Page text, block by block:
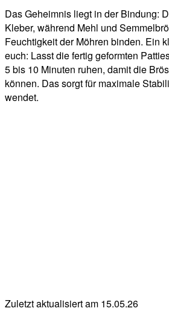
Das Geheimnis liegt in der Bindung:
Kleber, während Mehl und
Feuchtigkeit der Möhren binden. Ein
euch: Lasst die fertig geformten
5 bis 10 Minuten ruhen, damit die
können. Das sorgt für maximale
wendet.
Zuletzt aktualisiert am 15.05.26